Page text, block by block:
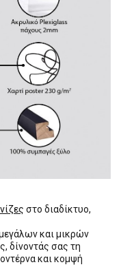
στο διαδίκτυο,
και μικρών
δίνοντάς σας τη
και κομψή